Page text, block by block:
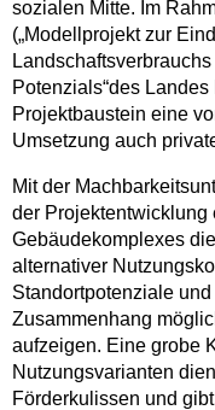
sozialen Mitte. Im
(„Modellprojekt zur
Potenzials“des
Projektbaustein eine
Umsetzung auch
Mit der
der Projektentwicklung
Gebäudekomplexes
alternativer
Standortpotenziale
Zusammenhang
aufzeigen. Eine grobe
Nutzungsvarianten
Förderkulissen und